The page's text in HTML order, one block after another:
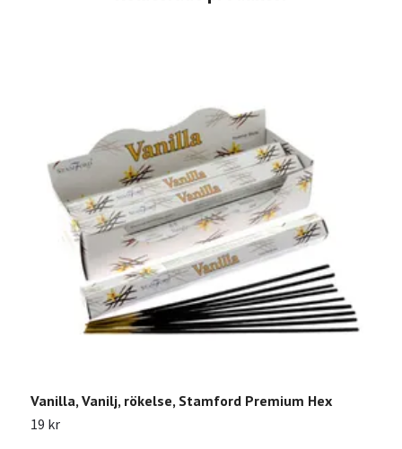
Vanilla, Vanilj, rökelse, Stamford Premium Hex
19 kr